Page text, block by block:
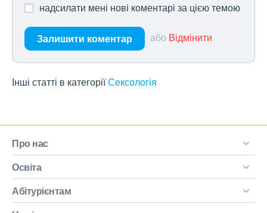
надсилати мені нові коментарі за цією темою
Залишити коментар або Відмінити
Інші статті в категоріїСексологія
Про нас
Освіта
Абітурієнтам